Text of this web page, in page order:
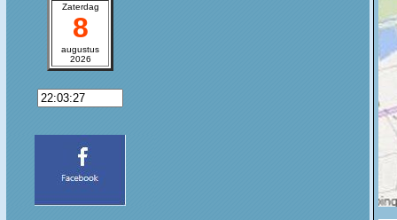
Zaterdag
8
augustus
2026